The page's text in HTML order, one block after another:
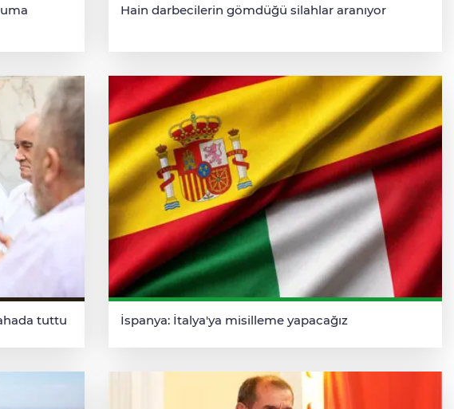
Hain darbecilerin gömdüğü silahlar aranıyor
tuttu İspanya: İtalya'ya misilleme yapacağız